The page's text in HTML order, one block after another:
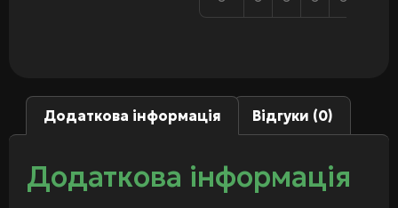
Додаткова інформація Відгуки (0)
Додаткова інформація